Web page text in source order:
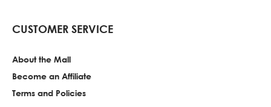
CUSTOMER SERVICE
About the Mall
Become an Affiliate
Terms and Policies